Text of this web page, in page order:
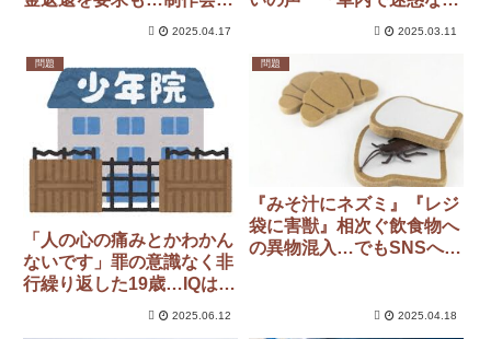
2025.04.17 2025.03.11
問題
「人の心の痛みとかわかん
ないです」罪の意識なく非
行繰り返した19歳…IQは
2025.06.12
問題
『みそ汁にネズミ』『レジ
袋に害獣』相次ぐ飲食物へ
の異物混入…でもSNSへの
2025.04.18